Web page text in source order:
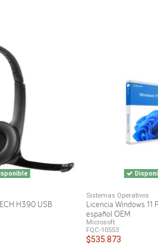
H390 USB
Sistemas Operativos
Licencia Windows 11
español OEM
Microsoft
FQC-10553
$535.873